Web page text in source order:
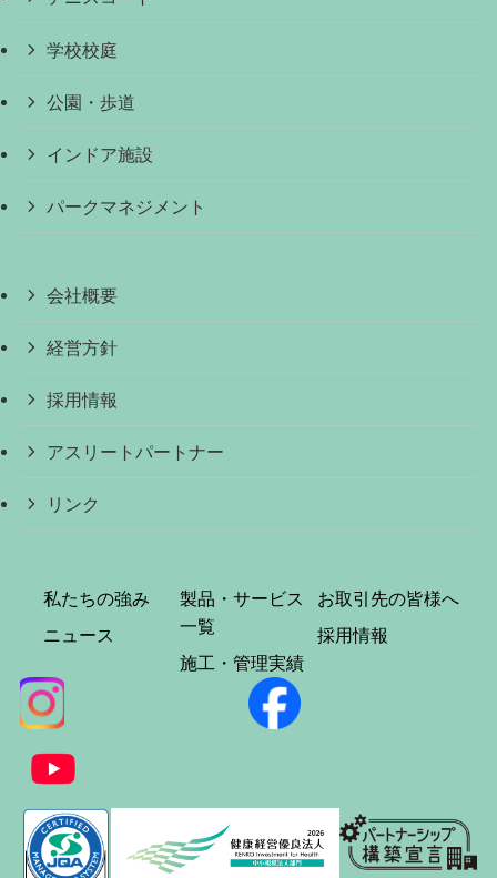
学校校庭
公園・歩道
インドア施設
パークマネジメント
会社概要
経営方針
採用情報
アスリートパートナー
リンク
私たちの強み
ニュース
製品・サービス
一覧
施工・管理実績
お取引先の皆様へ
採用情報